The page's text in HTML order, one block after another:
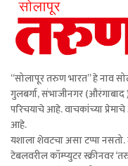
“सोलापूर तरुण भारत” हे नाव
गुलबर्गा, संभाजीनगर (औरंगाबाद
परिचयाचे आहे. वाचकांच्या
आहे.
यशाला शेवटचा असा टप्पा नसतो.
टेबलवरील कॉम्प्युटर स्क्रीनवर